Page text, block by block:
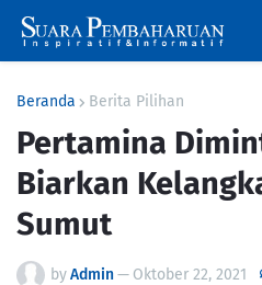
Beranda Berita Pilihan
Pertamina
Biarkan
Sumut
byAdmin— Oktober 22, 2021